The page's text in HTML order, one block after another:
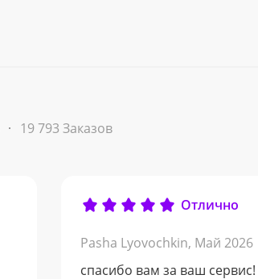
19 793 Заказов
Отлично
Pasha Lyovochkin, Май 2026
спасибо вам за ваш